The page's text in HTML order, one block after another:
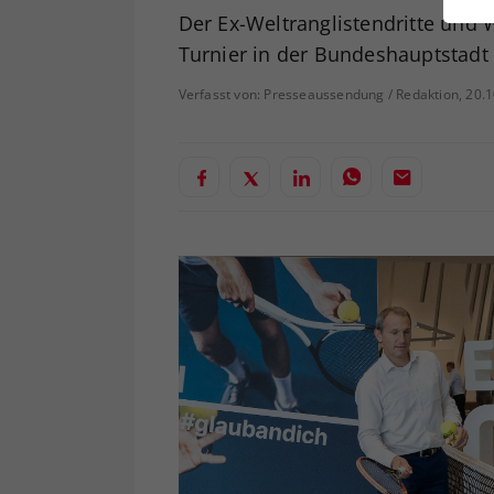
Der Ex-Weltranglistendritte und
Turnier in der Bundeshauptstadt
Verfasst von: Presseaussendung / Redaktion,